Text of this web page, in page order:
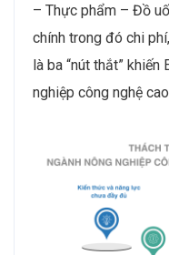
– Thực phẩm – Đồ
chính trong đó chi
là ba “nút thắt” khiến
nghiệp công nghệ